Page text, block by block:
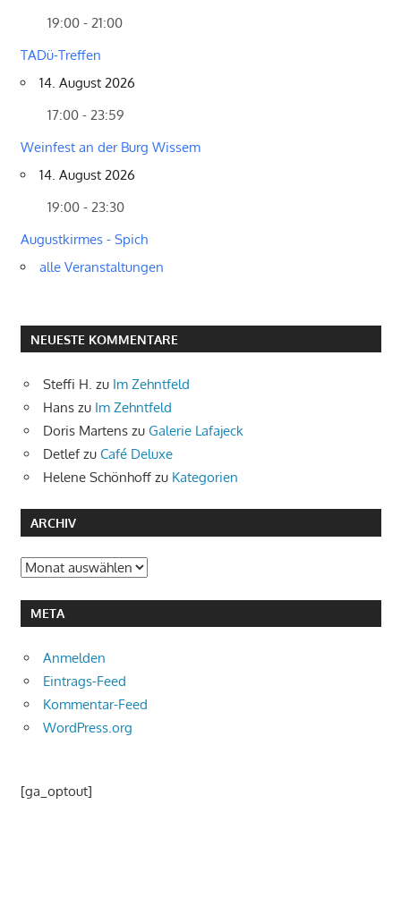
19:00 - 21:00
TADü-Treffen
14. August 2026
17:00 - 23:59
Weinfest an der Burg Wissem
14. August 2026
19:00 - 23:30
Augustkirmes - Spich
alle Veranstaltungen
NEUESTE KOMMENTARE
Steffi H. zu Im Zehntfeld
Hans zu Im Zehntfeld
Doris Martens zu Galerie Lafajeck
Detlefzu Café Deluxe
Helene Schönhoff zu Kategorien
ARCHIV
Archiv
META
Anmelden
Eintrags-Feed
Kommentar-Feed
WordPress.org
[ga_optout]